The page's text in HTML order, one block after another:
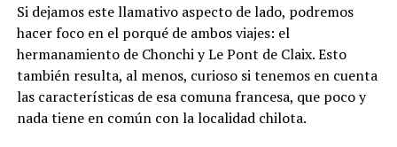
Si dejamos este llamativo aspecto de lado, podremos
hacer foco en el porqué de ambos viajes: el
hermanamiento de Chonchi y Le Pont de Claix. Esto
también resulta, al menos, curioso si tenemos en cuenta
las características de esa comuna francesa, que poco y
nada tiene en común con la localidad chilota.